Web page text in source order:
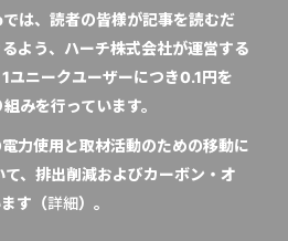
は、読者の皆様が記事を読むだ
よう、ハーチ株式会社が運営する
1ユニークユーザーにつき0.1円を
みを行っています。
力使用と取材活動のための移動に
、排出削減およびカーボン・オ
す（詳細）。